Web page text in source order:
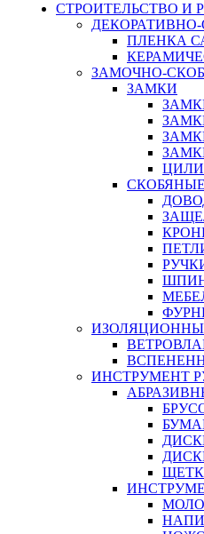
СТРОИТЕЛЬСТВО И
ПЛЕНКА
ЗАМОЧНО-
ЗАМКИ
ИНСТРУМЕНТ